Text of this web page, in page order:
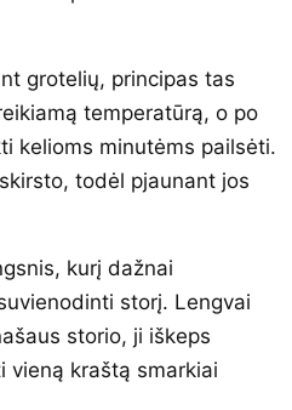
grotelių, principas tas
temperatūrą, o po
kelioms minutėms pailsėti.
todėl pjaunant jos
kurį dažnai
storį. Lengvai
storio, ji iškeps
vieną kraštą smarkiai